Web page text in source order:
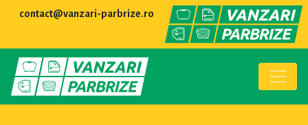
contact@vanzari-parbrize.ro